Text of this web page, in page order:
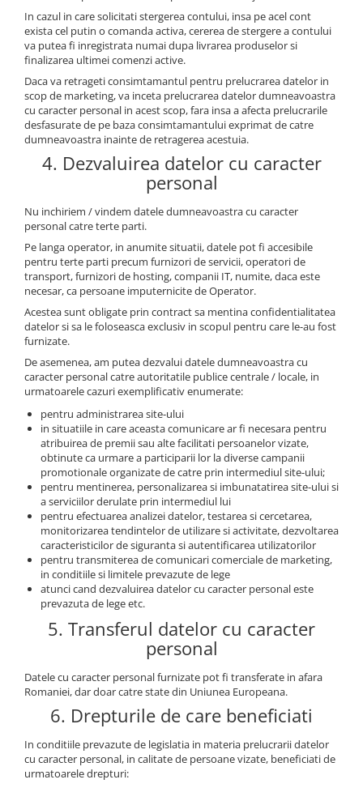
In cazul in care solicitati stergerea contului, insa pe acel cont
exista cel putin o comanda activa, cererea de stergere a contului
va putea fi inregistrata numai dupa livrarea produselor si
finalizarea ultimei comenzi active.
Daca va retrageti consimtamantul pentru prelucrarea datelor in
scop de marketing, va inceta prelucrarea datelor dumneavoastra
cu caracter personal in acest scop, fara insa a afecta prelucrarile
desfasurate de pe baza consimtamantului exprimat de catre
dumneavoastra inainte de retragerea acestuia.
4. Dezvaluirea datelor cu caracter
personal
Nu inchiriem / vindem datele dumneavoastra cu caracter
personal catre terte parti.
Pe langa operator, in anumite situatii, datele pot fi accesibile
pentru terte parti precum furnizori de servicii, operatori de
transport, furnizori de hosting, companii IT, numite, daca este
necesar, ca persoane imputernicite de Operator.
Acestea sunt obligate prin contract sa mentina confidentialitatea
datelor si sa le foloseasca exclusiv in scopul pentru care le-au fost
furnizate.
De asemenea, am putea dezvalui datele dumneavoastra cu
caracter personal catre autoritatile publice centrale / locale, in
urmatoarele cazuri exemplificativ enumerate:
pentru administrarea site-ului
in situatiile in care aceasta comunicare ar fi necesara pentru
atribuirea de premii sau alte facilitati persoanelor vizate,
obtinute ca urmare a participarii lor la diverse campanii
promotionale organizate de catre prin intermediul site-ului;
pentru mentinerea, personalizarea si imbunatatirea site-ului si
a serviciilor derulate prin intermediul lui
pentru efectuarea analizei datelor, testarea si cercetarea,
monitorizarea tendintelor de utilizare si activitate, dezvoltarea
caracteristicilor de siguranta si autentificarea utilizatorilor
pentru transmiterea de comunicari comerciale de marketing,
in conditiile si limitele prevazute de lege
atunci cand dezvaluirea datelor cu caracter personal este
prevazuta de lege etc.
5. Transferul datelor cu caracter
personal
Datele cu caracter personal furnizate pot fi transferate in afara
Romaniei, dar doar catre state din Uniunea Europeana.
6. Drepturile de care beneficiati
In conditiile prevazute de legislatia in materia prelucrarii datelor
cu caracter personal, in calitate de persoane vizate, beneficiati de
urmatoarele drepturi: